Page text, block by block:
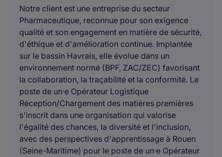
Notre client est une entreprise du secteur
Pharmaceutique, reconnue pour son exigence
qualité et son engagement en matière de sécurité,
d'éthique et d'amélioration continue. Implantée
sur le bassin Havrais, elle évolue dans un
environnement normé (BPF, ZAC/ZEC) favorisant
la collaboration, la traçabilité et la conformité. Le
poste de un·e Opérateur Logistique
Réception/Chargement des matières premières
s'inscrit dans une organisation qui valorise
l'égalité des chances, la diversité et l'inclusion,
avec des perspectives d'apprentissage à Rouen
(Seine-Maritime) pour le poste de un·e Opérateur